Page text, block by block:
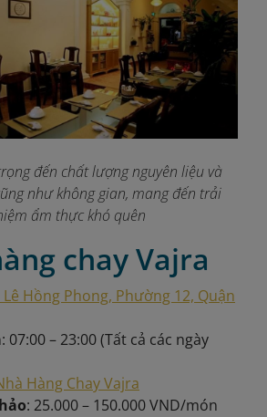
đến chất lượng nguyên liệu và
như không gian, mang đến trải
ẩm thực khó quên
chay Vajra
Lê Hồng Phong, Phường 12, Quận
: 07:00 – 23:00 (Tất cả các ngày
Hàng Chay Vajra
: 25.000 – 150.000 VND/món